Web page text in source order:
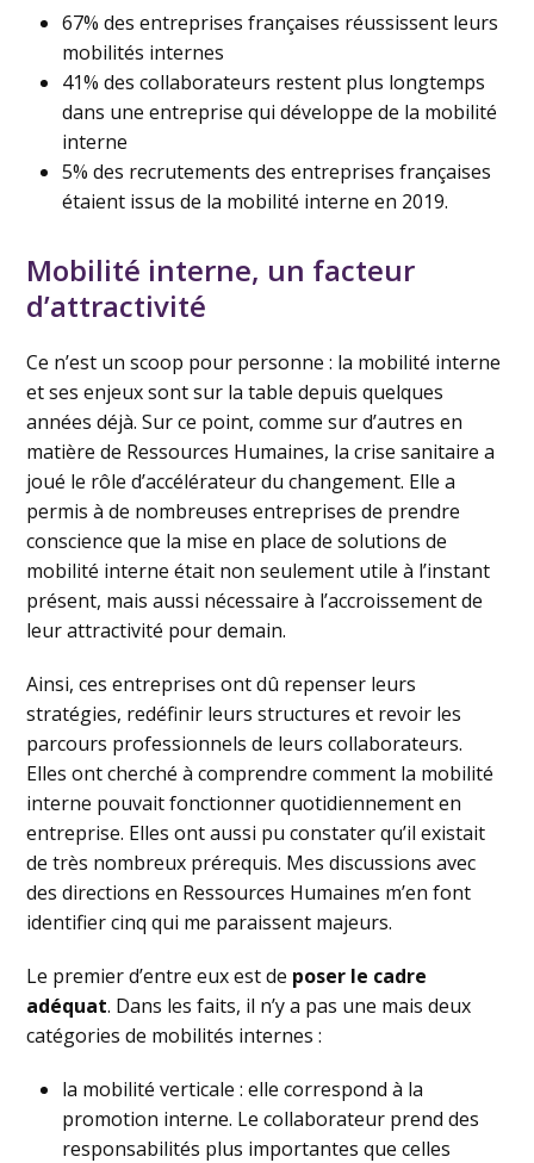
67% des entreprises françaises réussissent leurs
mobilités internes
41% des collaborateurs restent plus longtemps
dans une entreprise qui développe de la mobilité
interne
5% des recrutements des entreprises françaises
étaient issus de la mobilité interne en 2019.
Mobilité interne, un facteur
d’attractivité
Ce n’est un scoop pour personne : la mobilité interne
et ses enjeux sont sur la table depuis quelques
années déjà. Sur ce point, comme sur d’autres en
matière de Ressources Humaines, la crise sanitaire a
joué le rôle d’accélérateur du changement. Elle a
permis à de nombreuses entreprises de prendre
conscience que la mise en place de solutions de
mobilité interne était non seulement utile à l’instant
présent, mais aussi nécessaire à l’accroissement de
leur attractivité pour demain.
Ainsi, ces entreprises ont dû repenser leurs
stratégies, redéfinir leurs structures et revoir les
parcours professionnels de leurs collaborateurs.
Elles ont cherché à comprendre comment la mobilité
interne pouvait fonctionner quotidiennement en
entreprise. Elles ont aussi pu constater qu’il existait
de très nombreux prérequis. Mes discussions avec
des directions en Ressources Humaines m’en font
identifier cinq qui me paraissent majeurs.
Le premier d’entre eux est de poser le cadre
adéquat. Dans les faits, il n’y a pas une mais deux
catégories de mobilités internes :
la mobilité verticale : elle correspond à la
promotion interne. Le collaborateur prend des
responsabilités plus importantes que celles